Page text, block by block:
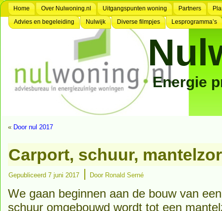
Home Over Nulwoning.nl Uitgangspunten woning Partners
Advies en begeleiding
Nulwijk Diverse filmpjes Lesprogramma’s
Energie
« Door nul 2017
Carport, schuur,
Gepubliceerd 7 juni 2017 | Door Ronald Serné
We gaan beginnen aan de bouw van
schuur omgebouwd wordt tot een